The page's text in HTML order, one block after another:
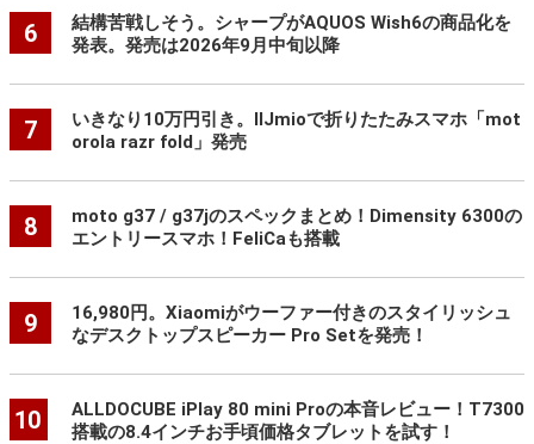
6
結構苦戦しそう。シャープがAQUOS Wish6の商品化を
発表。発売は2026年9月中旬以降
7
いきなり10万円引き。IIJmioで折りたたみスマホ「mot
orola razr fold」発売
8
moto g37 / g37jのスペックまとめ！Dimensity 6300の
エントリースマホ！FeliCaも搭載
9
16,980円。Xiaomiがウーファー付きのスタイリッシュ
なデスクトップスピーカー Pro Setを発売！
10
ALLDOCUBE iPlay 80 mini Proの本音レビュー！T7300
搭載の8.4インチお手頃価格タブレットを試す！